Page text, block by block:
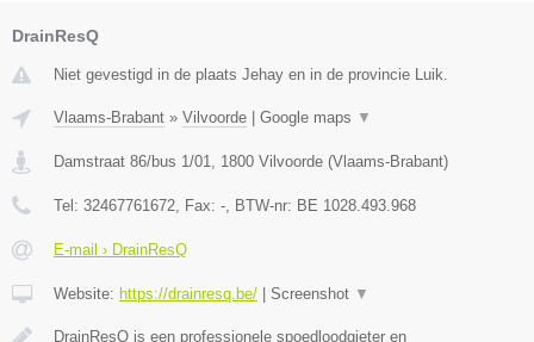
DrainResQ
Niet gevestigd in de plaats Jehay en in de provincie Luik.
Vlaams-Brabant » Vilvoorde | Google maps ▼
Damstraat 86/bus 1/01 1800 Vilvoorde (Vlaams-Brabant)
Tel: 32467761672 , Fax: - , BTW-nr: BE 1028.493.968
E-mail › DrainResQ
Website: https://drainresq.be/ | Screenshot ▼
DrainResQ is een professionele spoedloodgieter en